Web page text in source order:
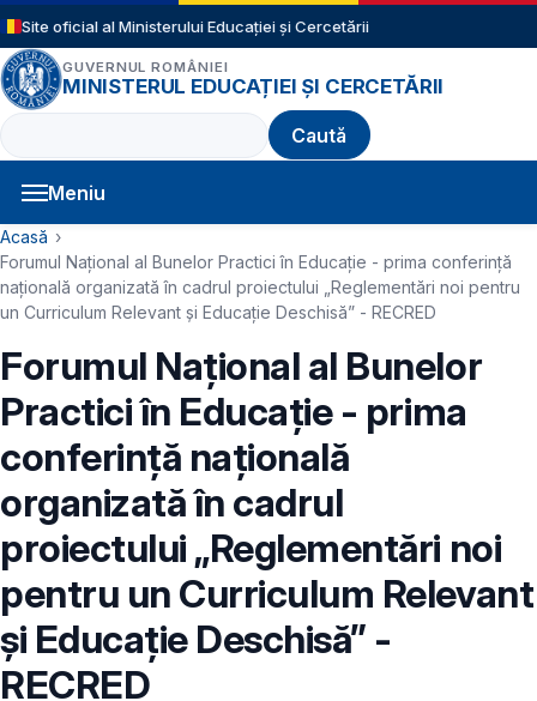
Sari la conținutul principal
Site oficial al Ministerului Educației și Cercetării
GUVERNUL ROMÂNIEI
MINISTERUL EDUCAȚIEI ȘI CERCETĂRII
Caută
Meniu
Navigație principală
Cale de navigare
Acasă
Forumul Național al Bunelor Practici în Educație - prima conferință
națională organizată în cadrul proiectului „Reglementări noi pentru
un Curriculum Relevant și Educație Deschisă” - RECRED
Forumul Național al Bunelor
Practici în Educație - prima
conferință națională
organizată în cadrul
proiectului „Reglementări noi
pentru un Curriculum Relevant
și Educație Deschisă” -
RECRED